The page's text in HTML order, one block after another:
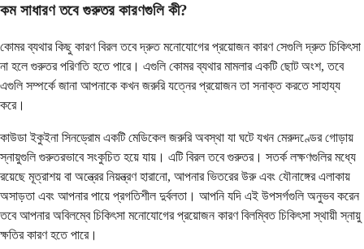
কম সাধারণ তবে গুরুতর কারণগুলি কী?
কোমর ব্যথার কিছু কারণ বিরল তবে দ্রুত মনোযোগের প্রয়োজন কারণ সেগুলি দ্রুত চিকিৎসা
না হলে গুরুতর পরিণতি হতে পারে। এগুলি কোমর ব্যথার মামলার একটি ছোট অংশ, তবে
এগুলি সম্পর্কে জানা আপনাকে কখন জরুরি যত্নের প্রয়োজন তা সনাক্ত করতে সাহায্য
করে।
কাউডা ইকুইনা সিনড্রোম একটি মেডিকেল জরুরি অবস্থা যা ঘটে যখন মেরুদণ্ডের গোড়ায়
স্নায়ুগুলি গুরুতরভাবে সংকুচিত হয়ে যায়। এটি বিরল তবে গুরুতর। সতর্ক লক্ষণগুলির মধ্যে
রয়েছে মূত্রাশয় বা অন্ত্রের নিয়ন্ত্রণ হারানো, আপনার ভিতরের উরু এবং যৌনাঙ্গের এলাকায়
অসাড়তা এবং আপনার পায়ে প্রগতিশীল দুর্বলতা। আপনি যদি এই উপসর্গগুলি অনুভব করেন
তবে আপনার অবিলম্বে চিকিৎসা মনোযোগের প্রয়োজন কারণ বিলম্বিত চিকিৎসা স্থায়ী স্নায়ু
ক্ষতির কারণ হতে পারে।